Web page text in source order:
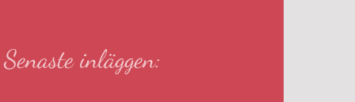
Senaste inläggen: